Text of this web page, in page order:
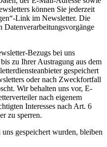
können Sie jederzeit
Link im Newsletter. Die
Datenverarbeitungsvorgänge
Bezugs bei uns
zu Ihrer Austragung aus dem
gespeichert
oder nach Zweckfortfall
Wir behalten uns vor, E-
nach eigenem
Interesses nach Art. 6
zu sperren.
gespeichert wurden, bleiben